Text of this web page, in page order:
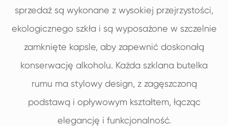
sprzedaż są wykonane z wysokiej przejrzystości,
ekologicznego szkła i są wyposażone w szczelnie
zamknięte kapsle, aby zapewnić doskonałą
konserwację alkoholu. Każda szklana butelka
rumu ma stylowy design, z zagęszczoną
podstawą i opływowym kształtem, łącząc
elegancję i funkcjonalność.